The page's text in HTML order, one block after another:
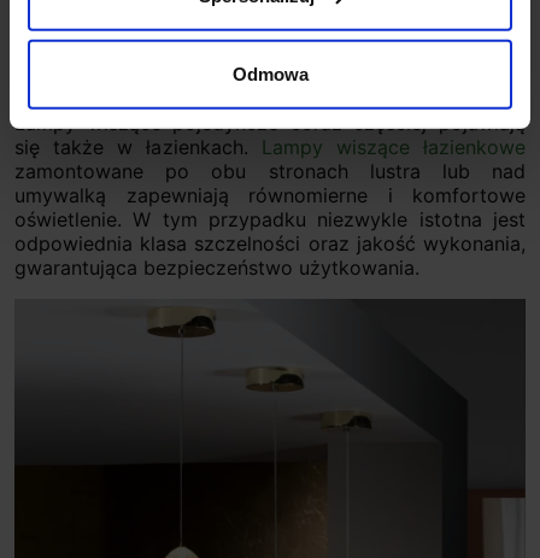
Odmowa
Lampy wiszące pojedyncze coraz częściej pojawiają
się także w łazienkach. Lampy wiszące łazienkowe
zamontowane po obu stronach lustra lub nad
umywalką zapewniają równomierne i komfortowe
oświetlenie. W tym przypadku niezwykle istotna jest
odpowiednia klasa szczelności oraz jakość wykonania,
gwarantująca bezpieczeństwo użytkowania.